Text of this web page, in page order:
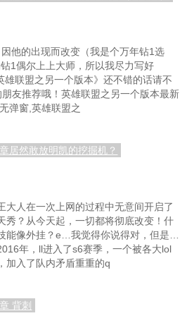
他的出现而改变（我是个万年钻1选
1偶尔上上大师，所以我尽力写好
联盟之另一个版本》还不错的话请不
友推荐哦！英雄联盟之另一个版本最新
弹窗,英雄联盟之
居然敢放明凯的挖掘机？
大人在一次上网的过程中无意间开启了
？从今天起，一切都将彻底改变！什
能像外挂？e…我觉得你说得对，但是…
年，ll进入了s6赛季，一个被各大lol
加入了队内矛盾重重的q
背刺